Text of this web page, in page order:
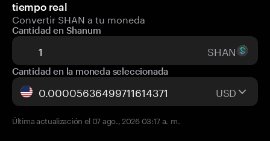
tiempo real
Convertir SHAN a tu moneda
Cantidad en Shanum
SHAN
Cantidad en la moneda seleccionada
USD
Última actualización el 07 ago., 2026 03:17 a. m.